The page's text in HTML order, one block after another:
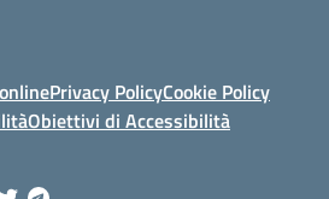
Privacy PolicyCookie Policy
Obiettivi di Accessibilità